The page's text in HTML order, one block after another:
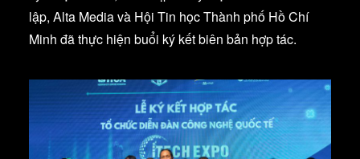
lập, Alta Media và Hội Tin học Thành phố Hồ Chí
Minh đã thực hiện buổi ký kết biên bản hợp tác.